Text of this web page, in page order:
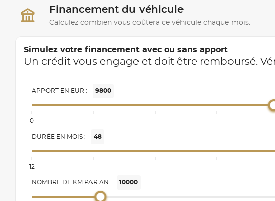
Financement du véhicule
Calculez combien vous coûtera ce véhicule chaque mois.
Simulez votre financement avec ou sans apport
Un crédit vous engage et doit être remboursé.
APPORT EN EUR : 9800
0
DURÉE EN MOIS : 48
12
NOMBRE DE KM PAR AN : 10000